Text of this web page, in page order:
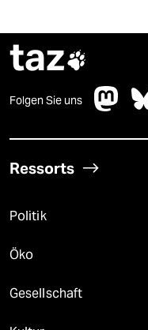
taz
Folgen Sie uns
Ressorts
Politik
Öko
Gesellschaft